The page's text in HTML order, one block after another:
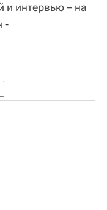
и интервью – на
-